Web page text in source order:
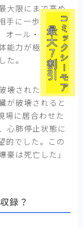
大限にまで高め
手に一歩も引か
オール・フォ
能力が極限まで
た。
壊された上に、
が破壊されると
場に居合わせた
心肺停止状態に
的でした。この
豪は死亡した」
録？